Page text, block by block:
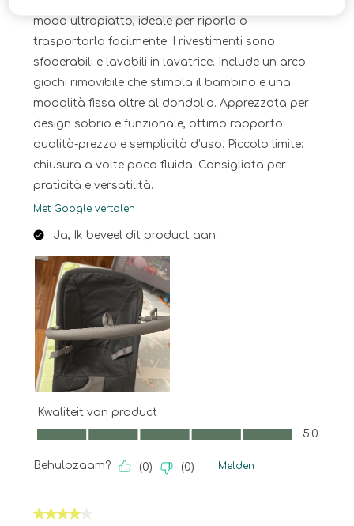
modo ultrapiatto, ideale per riporla o
trasportarla facilmente. I rivestimenti sono
sfoderabili e lavabili in lavatrice. Include un arco
giochi rimovibile che stimola il bambino e una
modalità fissa oltre al dondolio. Apprezzata per
design sobrio e funzionale, ottimo rapporto
qualità-prezzo e semplicità d’uso. Piccolo limite:
chiusura a volte poco fluida. Consigliata per
praticità e versatilità.
Met Google vertalen
Ja, Ik beveel dit product aan.
Kwaliteit van product
Kwaliteit van product, 5.0 van 5
5.0
Behulpzaam? (0) (0) Melden
4 van 5 sterren.